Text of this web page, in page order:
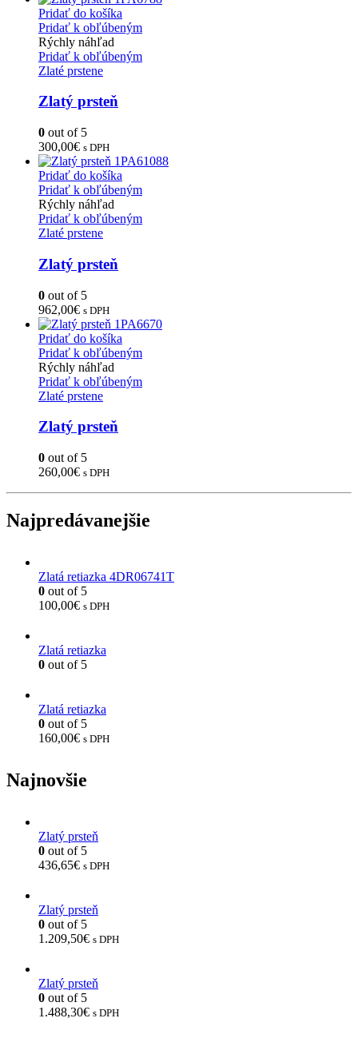
Pridať do košíka
Pridať k obľúbeným
Rýchly náhľad
Pridať k obľúbeným
Zlaté prstene
Zlatý prsteň
0 out of 5
300,00€ s DPH
Pridať do košíka
Pridať k obľúbeným
Rýchly náhľad
Pridať k obľúbeným
Zlaté prstene
Zlatý prsteň
0 out of 5
962,00€ s DPH
Pridať do košíka
Pridať k obľúbeným
Rýchly náhľad
Pridať k obľúbeným
Zlaté prstene
Zlatý prsteň
0 out of 5
260,00€ s DPH
Najpredávanejšie
Zlatá retiazka 4DR06741T
0 out of 5
100,00€ s DPH
Zlatá retiazka
0 out of 5
Zlatá retiazka
0 out of 5
160,00€ s DPH
Najnovšie
Zlatý prsteň
0 out of 5
436,65€ s DPH
Zlatý prsteň
0 out of 5
1.209,50€ s DPH
Zlatý prsteň
0 out of 5
1.488,30€ s DPH